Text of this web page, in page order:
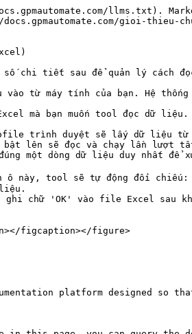
llms.txt).
gioi-
số chi tiết sau để quản lý cách
từ máy tính của bạn. Hệ
mà bạn muốn tool đọc dữ
trình duyệt sẽ lấy dữ liệu từ
này, tool sẽ tự động đối chiếu:
chữ 'OK' vào file Excel sau
figcaption></figure>
platform designed so